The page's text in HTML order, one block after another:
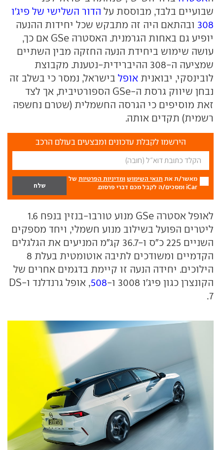
שבועיים בלבד, מבוססת על הדור השלישי של פיג'ו
308 ובהתאם היה זה מתבקש שכל יחידות ההנעה
יופיע גם באחות הגרמנית. האסטרה GSe אם כך,
עושה שימוש ביחידת הנעה החזקה מבין השתיים
שמציעה ה-308 ההיברידית-נטענת. מקבוצת
לובינסקי, יבואנית אופל בישראל, נמסר כי בשלב זה
נבחן שיווק גרסת ה-GSe הספורטיבית, אך לצד
זאת מוסיפים כי הגרסה החשמלית (שטרם נחשפה
רשמית) תקדים אותה.
הירשמו לקבלת עדכונים ומבצעים בעולם הרכב
מאשר/ת את תנאי השימוש ומדיניות הפרטיות של
iCar ומסכים/ה לקבל מכם דברי פרסום.
לאופל אסטרה GSe מנוע טורבו-בנזין בנפח 1.6
ליטרים הפועל בשילוב מנוע חשמלי, ויחד מספקים
השניים 225 כ"ס ו-36.7 קג"מ המניעים את הגלגלים
הקדמיים ומשודכים לתיבה אוטומטית בעלת 8
הילוכים. יחידה הנעה זו קיימת בדגמים אחרים של
הקונצרן כגון פיג'ו 3008 ו-
508
, אופל גרנדלנד ו-DS
7.